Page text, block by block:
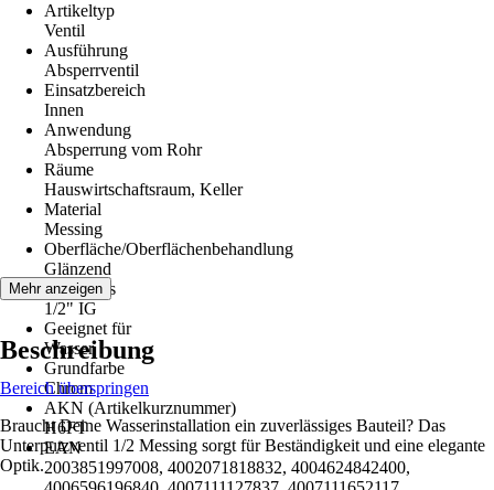
Artikeltyp
Ventil
Ausführung
Absperrventil
Einsatzbereich
Innen
Anwendung
Absperrung vom Rohr
Räume
Hauswirtschaftsraum, Keller
Material
Messing
Oberfläche/Oberflächenbehandlung
Glänzend
Anschluss
1/2" IG
Geeignet für
Wasser
Grundfarbe
Chrom
AKN (Artikelkurznummer)
H6FT
EAN
2003851997008, 4002071818832, 4004624842400,
Mehr anzeigen
Beschreibung
Bereich überspringen
Braucht Deine Wasserinstallation ein zuverlässiges Bauteil? Das
Unterputzventil 1/2 Messing sorgt für Beständigkeit und eine elegante
Optik.